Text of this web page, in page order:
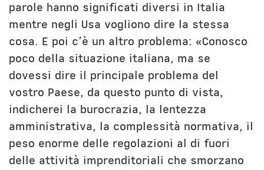
parole hanno significati diversi in Italia
mentre negli Usa vogliono dire la stessa
cosa. E poi c’è un altro problema: «Conosco
poco della situazione italiana, ma se
dovessi dire il principale problema del
vostro Paese, da questo punto di vista,
indicherei la burocrazia, la lentezza
amministrativa, la complessità normativa, il
peso enorme delle regolazioni al di fuori
delle attività imprenditoriali che smorzano